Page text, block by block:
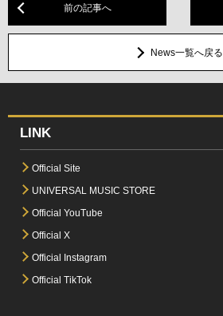
前の記事へ
News一覧へ戻る
LINK
Official Site
UNIVERSAL MUSIC STORE
Official YouTube
Official X
Official Instagram
Official TikTok